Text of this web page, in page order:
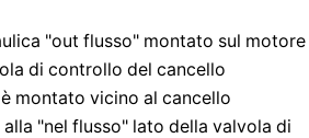
"out flusso" montato sul motore
di controllo del cancello
montato vicino al cancello
"nel flusso" lato della valvola di